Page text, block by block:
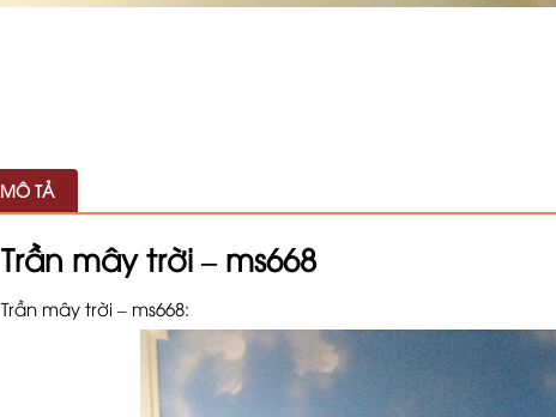
MÔ TẢ
Trần mây trời – ms668
Trần mây trời – ms668: